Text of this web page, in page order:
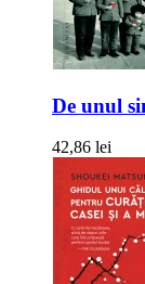
De unul
42,86 lei